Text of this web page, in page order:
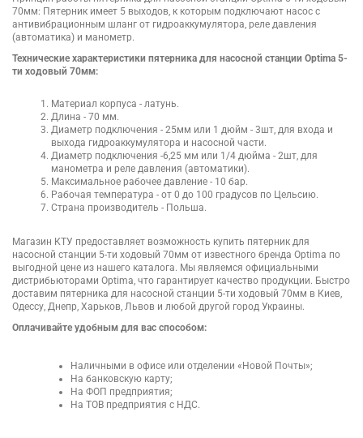
70мм: Пятерник имеет 5 выходов, к которым подключают насос с
антивибрационным шланг от гидроаккумулятора, реле давления
(автоматика) и манометр.
Технические характеристики пятерника для насосной станции Optima 5-
ти ходовый 70мм:
Материал корпуса - латунь.
Длина - 70 мм.
Диаметр подключения - 25мм или 1 дюйм - 3шт, для входа и
выхода гидроаккумулятора и насосной части.
Диаметр подключения -6,25 мм или 1/4 дюйма - 2шт, для
манометра и реле давления (автоматики).
Максимальное рабочее давление - 10 бар.
Рабочая температура - от 0 до 100 градусов по Цельсию.
Страна производитель - Польша.
Магазин КТУ предоставляет возможность купить пятерник для
насосной станции 5-ти ходовый 70мм от известного бренда Optima по
выгодной цене из нашего каталога. Мы являемся официальными
дистрибьюторами Optima, что гарантирует качество продукции. Быстро
доставим пятерника для насосной станции 5-ти ходовый 70мм в Киев,
Одессу, Днепр, Харьков, Львов и любой другой город Украины.
Оплачивайте удобным для вас способом:
Наличными в офисе или отделении «Новой Почты»;
На банковскую карту;
На ФОП предприятия;
На ТОВ предприятия с НДС.